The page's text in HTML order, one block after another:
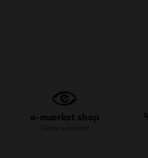
e-mærket shop
Sikker e-handel